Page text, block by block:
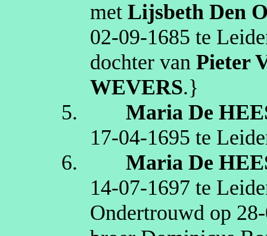
metLijsbeth Den
02‑09‑1685 te
dochter vanPieter
WEVERS.}
5.
Maria De
17‑04‑1695 te
6.
Maria De
14‑07‑1697 te
Ondertrouwd op